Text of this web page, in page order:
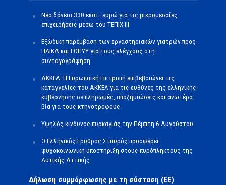
Νέα δάνεια 330 εκατ. ευρώ για τις μικρομεσαίες
επιχειρήσεις μέσω του ΤΕΠΙΧ ΙΙΙ
Εξώδικη παρέμβαση των εργαστηριακών γιατρών προς
ΗΔΙΚΑ και ΕΟΠΥΥ για τους ελέγχους στη
συνταγογράφηση
ΑΚΚΕΛ: Η Ευρωπαϊκή Επιτροπή επιβεβαιώνει τις
καταγγελίες του ΑΚΚΕΛ για τις ευθύνες της ελληνικής
κυβέρνησης σε πληρωμές, αποζημιώσεις και ανωτέρα
βία για τους κτηνοτρόφους.
Υψηλός κίνδυνος πυρκαγιάς την Πέμπτη 6 Αυγούστου
Ο Ελληνικός Ερυθρός Σταυρός προσφέρει
ψυχοκοινωνική υποστήριξη στους πυρόπληκτους της
Δυτικής Αττικής
Δήλωση συμμόρφωσης με τη σύσταση (ΕΕ)